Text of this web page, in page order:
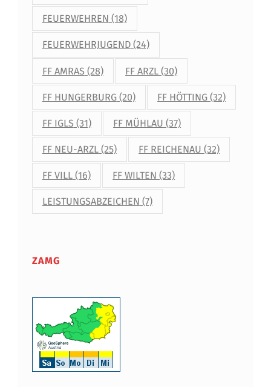
FEUERWEHREN (18)
FEUERWEHRJUGEND(24)
FF AMRAS (28) FF ARZL (30)
FF HUNGERBURG(20) FF HÖTTING (32)
FF IGLS (31) FF MÜHLAU (37)
FF NEU-ARZL(25) FF REICHENAU (32)
FF VILL(16) FF WILTEN (33)
LEISTUNGSABZEICHEN (7)
ZAMG